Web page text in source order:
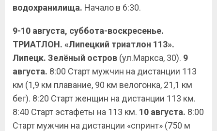
водохранилища. Начало в 6:30.
9-10 августа, суббота-воскресенье.
ТРИАТЛОН. «Липецкий триатлон 113».
Липецк. Зелёный остров (ул.Маркса, 30). 9
августа. 8:00 Старт мужчин на дистанции 113
км (1,9 км плавание, 90 км велогонка, 21,1 км
бег). 8:20 Старт женщин на дистанции 113 км.
8:40 Старт эстафеты на 113 км. 10 августа. 8:00
Старт мужчин на дистанции «спринт» (750 м